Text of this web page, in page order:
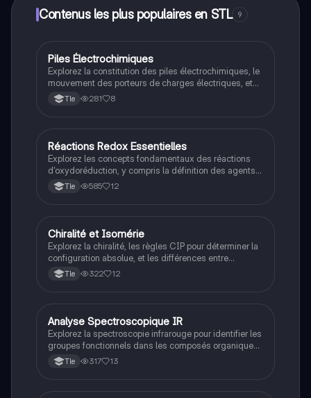
Contenus les plus populaires en STL 9
STL
Piles Électrochimiques
Explorez la constitution des piles électrochimiques, le
mouvement des porteurs de charges électriques, et
les quantités d'électricité. Ce résumé aborde les
concepts fondamentaux des cellules galvanique et
chimiques.
Tle 281 8
STL
Réactions Redox Essentielles
Explorez les concepts fondamentaux des réactions
d'oxydoréduction, y compris la définition des agents
oxydants et réducteurs, les couples redox, les
réactions spontanées, et le calcul des nombres
redox.
Tle 585 12
STL
Chiralité et Isomérie
Explorez la chiralité, les règles CIP pour déterminer la
configuration absolue, et les différences entre
énantiomères et diastéréoisomères. Ce résumé
aborde également l'isomérie Z et E, essentielle pour
organique.
Tle 322 12
STL
Analyse Spectroscopique IR
Explorez la spectroscopie infrarouge pour identifier les
groupes fonctionnels dans les composés organiques.
Ce document présente les caractéristiques des
liaisons chimiques, y compris les alcools, cétones,
Tle 317 13